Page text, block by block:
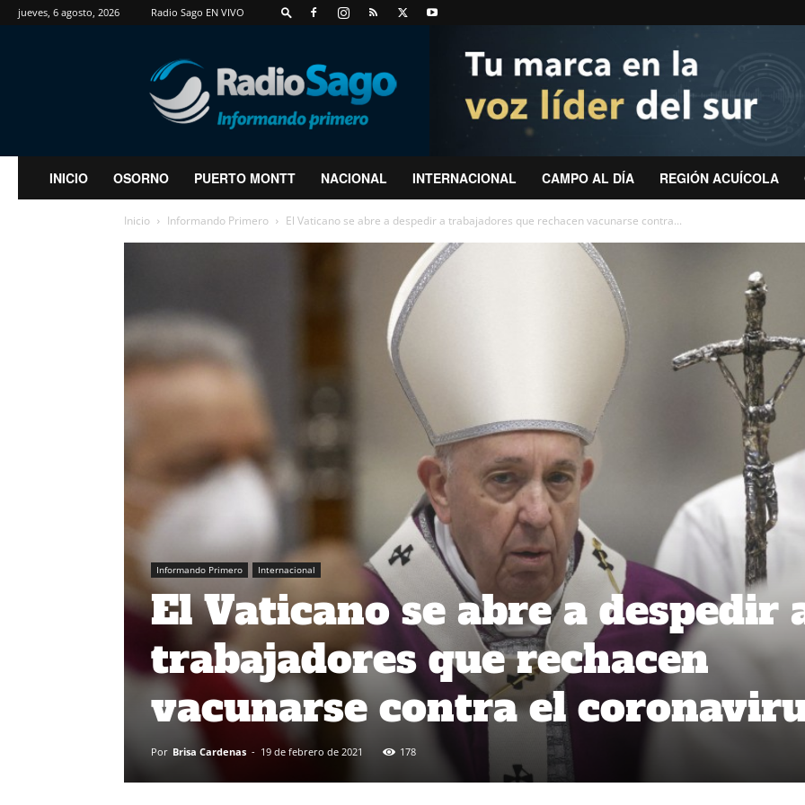
jueves, 6 agosto, 2026 Radio Sago EN VIVO
RadioSago
INICIO OSORNO PUERTO MONTT NACIONAL INTERNACIONAL CAMPO AL DÍA REGIÓN ACUÍCOLA
Inicio Informando Primero El Vaticano se abre a despedir a trabajadores que rechacen vacunarse contra...
Informando Primero Internacional
El Vaticano se abre a despedir
trabajadores que rechacen
vacunarse contra el
Por Brisa Cardenas - 19 de febrero de 2021 178